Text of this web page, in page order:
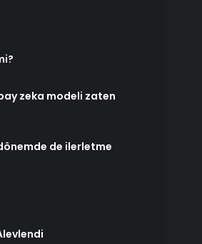
zeka modeli zaten
de ilerletme